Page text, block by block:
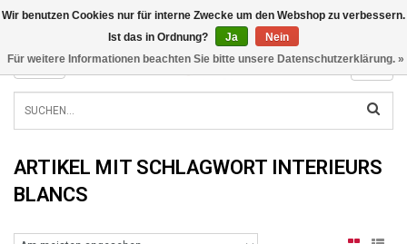
INFO@RADIATORS.SHOP
MENU
ARTIKEL MIT SCHLAGWORT INTERIEURS
BLANCS
Wir benutzen Cookies nur für interne Zwecke um den Webshop zu verbessern.
Ist das in Ordnung?
Ja
Nein
Für weitere Informationen beachten Sie bitte unsere Datenschutzerklärung. »